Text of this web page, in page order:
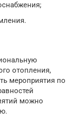
отопления,
мероприятия по
можно